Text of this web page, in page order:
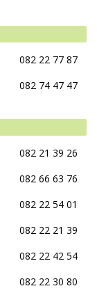
082 22 77 87
082 74 47 47
082 21 39 26
082 66 63 76
082 22 54 01
082 22 21 39
082 22 42 54
082 22 30 80